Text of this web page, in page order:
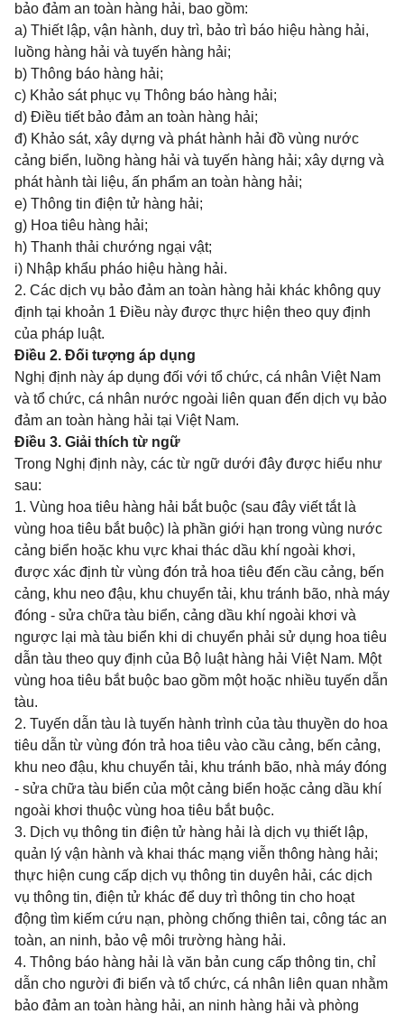
bảo đảm an toàn hàng hải, bao gồm:
a) Thiết lập, vận hành, duy trì, bảo trì báo hiệu hàng hải,
luồng hàng hải và tuyến hàng hải;
b) Thông báo hàng hải;
c) Khảo sát phục vụ Thông báo hàng hải;
d) Điều tiết bảo đảm an toàn hàng hải;
đ) Khảo sát, xây dựng và phát hành hải đồ vùng nước
cảng biển, luồng hàng hải và tuyến hàng hải; xây dựng và
phát hành tài liệu, ấn phẩm an toàn hàng hải;
e) Thông tin điện tử hàng hải;
g) Hoa tiêu hàng hải;
h) Thanh thải chướng ngại vật;
i) Nhập khẩu pháo hiệu hàng hải.
2. Các dịch vụ bảo đảm an toàn hàng hải khác không quy
định tại khoản 1 Điều này được thực hiện theo quy định
của pháp luật.
Điều 2. Đối tượng áp dụng
Nghị định này áp dụng đối với tổ chức, cá nhân Việt Nam
và tổ chức, cá nhân nước ngoài liên quan đến dịch vụ bảo
đảm an toàn hàng hải tại Việt Nam.
Điều 3. Giải thích từ ngữ
Trong Nghị định này, các từ ngữ dưới đây được hiểu như
sau:
1. Vùng hoa tiêu hàng hải bắt buộc (sau đây viết tắt là
vùng hoa tiêu bắt buộc) là phần giới hạn trong vùng nước
cảng biển hoặc khu vực khai thác dầu khí ngoài khơi,
được xác định từ vùng đón trả hoa tiêu đến cầu cảng, bến
cảng, khu neo đậu, khu chuyển tải, khu tránh bão, nhà máy
đóng - sửa chữa tàu biển, cảng dầu khí ngoài khơi và
ngược lại mà tàu biển khi di chuyển phải sử dụng hoa tiêu
dẫn tàu theo quy định của Bộ luật hàng hải Việt Nam. Một
vùng hoa tiêu bắt buộc bao gồm một hoặc nhiều tuyến dẫn
tàu.
2. Tuyến dẫn tàu là tuyến hành trình của tàu thuyền do hoa
tiêu dẫn từ vùng đón trả hoa tiêu vào cầu cảng, bến cảng,
khu neo đậu, khu chuyển tải, khu tránh bão, nhà máy đóng
- sửa chữa tàu biển của một cảng biển hoặc cảng dầu khí
ngoài khơi thuộc vùng hoa tiêu bắt buộc.
3. Dịch vụ thông tin điện tử hàng hải là dịch vụ thiết lập,
quản lý vận hành và khai thác mạng viễn thông hàng hải;
thực hiện cung cấp dịch vụ thông tin duyên hải, các dịch
vụ thông tin, điện tử khác để duy trì thông tin cho hoạt
động tìm kiếm cứu nạn, phòng chống thiên tai, công tác an
toàn, an ninh, bảo vệ môi trường hàng hải.
4. Thông báo hàng hải là văn bản cung cấp thông tin, chỉ
dẫn cho người đi biển và tổ chức, cá nhân liên quan nhằm
bảo đảm an toàn hàng hải, an ninh hàng hải và phòng